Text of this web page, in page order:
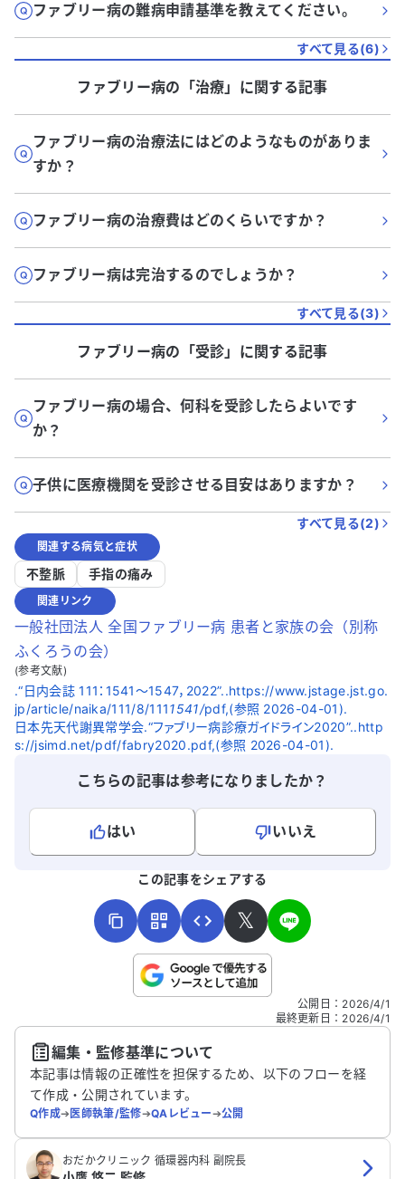
ファブリー病の難病申請基準を教えてください。
すべて見る(6)
ファブリー病の「治療」に関する記事
ファブリー病の治療法にはどのようなものがありま
すか？
ファブリー病の治療費はどのくらいですか？
ファブリー病は完治するのでしょうか？
すべて見る(3)
ファブリー病の「受診」に関する記事
ファブリー病の場合、何科を受診したらよいです
か？
子供に医療機関を受診させる目安はありますか？
すべて見る(2)
関連する病気と症状
不整脈 手指の痛み
関連リンク
一般社団法人 全国ファブリー病 患者と家族の会（別称
ふくろうの会）
(参考文献)
.“日内会誌 111：1541～1547，2022”..https://www.jstage.jst.go.
jp/article/naika/111/8/1111541/pdf,(参照 2026-04-01).
日本先天代謝異常学会.“ファブリー病診療ガイドライン2020”..http
s://jsimd.net/pdf/fabry2020.pdf,(参照 2026-04-01).
こちらの記事は参考になりましたか？
はい
いいえ
こちらは送信専用のフォームです。氏名やご自身の病気の詳細な
送信する
この記事をシェアする
𝕏
公開日 ： 2026/4/1
最終更新日 ： 2026/4/1
編集・監修基準について
本記事は情報の正確性を担保するため、以下のフローを経
て作成・公開されています。
Q作成➔医師執筆/監修➔QAレビュー➔公開
おだかクリニック 循環器内科 副院長